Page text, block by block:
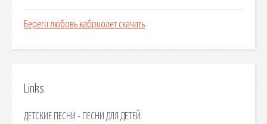
Береги любовь кабриолет скачать
Links
ДЕТСКИЕ ПЕСНИ - ПЕСНИ ДЛЯ ДЕТЕЙ.